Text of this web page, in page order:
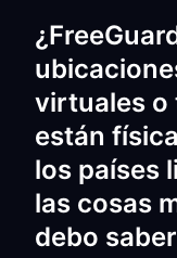
virtuales o
están
los países
las cosas
debo